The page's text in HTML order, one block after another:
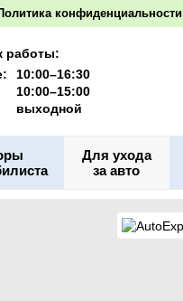
конфиденциальности
работы:
10:00–16:30
10:00–15:00
выходной
Для ухода
за авто